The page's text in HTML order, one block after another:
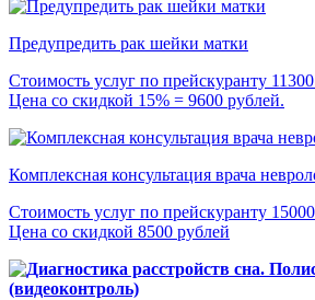
Предупредить рак шейки матки
Стоимость услуг по прейскуранту
Цена со скидкой 15% = 9600 рублей.
Комплексная консультация врача
Стоимость услуг по прейскуранту
Цена со скидкой 8500 рублей